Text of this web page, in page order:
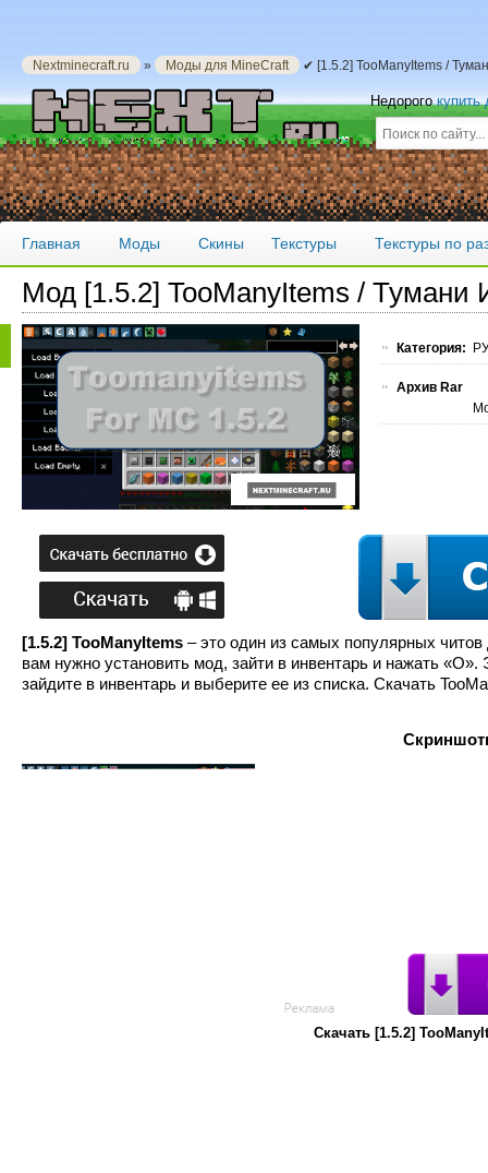
Nextminecraft.ru » Моды для MineCraft ✔ [1.5.2] TooManyItems /
Недорогокупить
Главная Моды Скины Текстуры Текстуры по
Мод [1.5.2] TooManyItems / Тумани
Категория:
Архив Rar
[1.5.2] TooManyItems – это один из самых популярных
вам нужно установить мод, зайти в инвентарь и нажать
зайдите в инвентарь и выберите ее из списка. Скачать
Скачать [1.5.2]